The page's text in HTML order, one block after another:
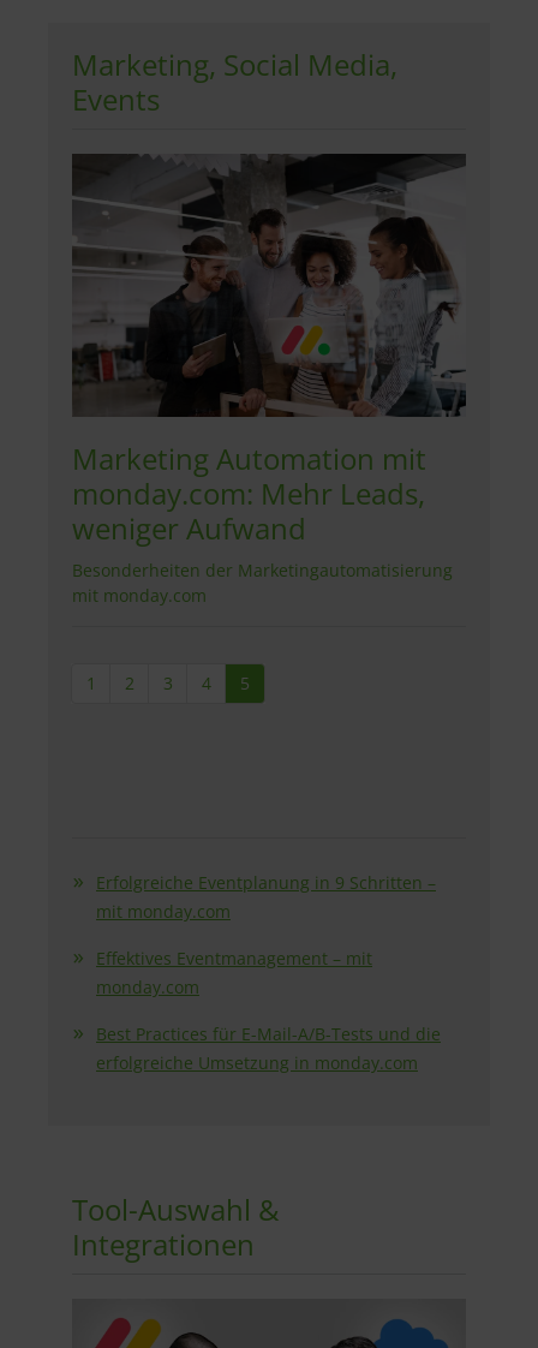
Marketing, Social Media,
Events
Marketing Automation mit
monday.com: Mehr Leads,
weniger Aufwand
Besonderheiten der Marketingautomatisierung
mit monday.com
1 2 3 4 5
Erfolgreiche Eventplanung in 9 Schritten –
mit monday.com
Effektives Eventmanagement – mit
monday.com
Best Practices für E-Mail-A/B-Tests und die
erfolgreiche Umsetzung in monday.com
Tool-Auswahl &
Integrationen